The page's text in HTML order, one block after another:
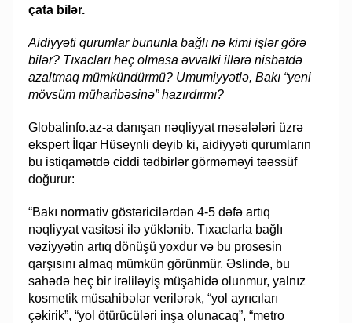
çata bilər.
Aidiyyəti qurumlar bununla bağlı nə kimi işlər görə
bilər? Tıxacları heç olmasa əvvəlki illərə nisbətdə
azaltmaq mümkündürmü? Ümumiyyətlə, Bakı “yeni
mövsüm müharibəsinə” hazırdırmı?
Globalinfo.az-a danışan nəqliyyat məsələləri üzrə
ekspert İlqar Hüseynli deyib ki, aidiyyəti qurumların
bu istiqamətdə ciddi tədbirlər görməməyi təəssüf
doğurur:
“Bakı normativ göstəricilərdən 4-5 dəfə artıq
nəqliyyat vasitəsi ilə yüklənib. Tıxaclarla bağlı
vəziyyətin artıq dönüşü yoxdur və bu prosesin
qarşısını almaq mümkün görünmür. Əslində, bu
sahədə heç bir irəliləyiş müşahidə olunmur, yalnız
kosmetik müsahibələr verilərək, “yol ayrıcıları
çəkirik”, “yol ötürücüləri inşa olunacaq”, “metro